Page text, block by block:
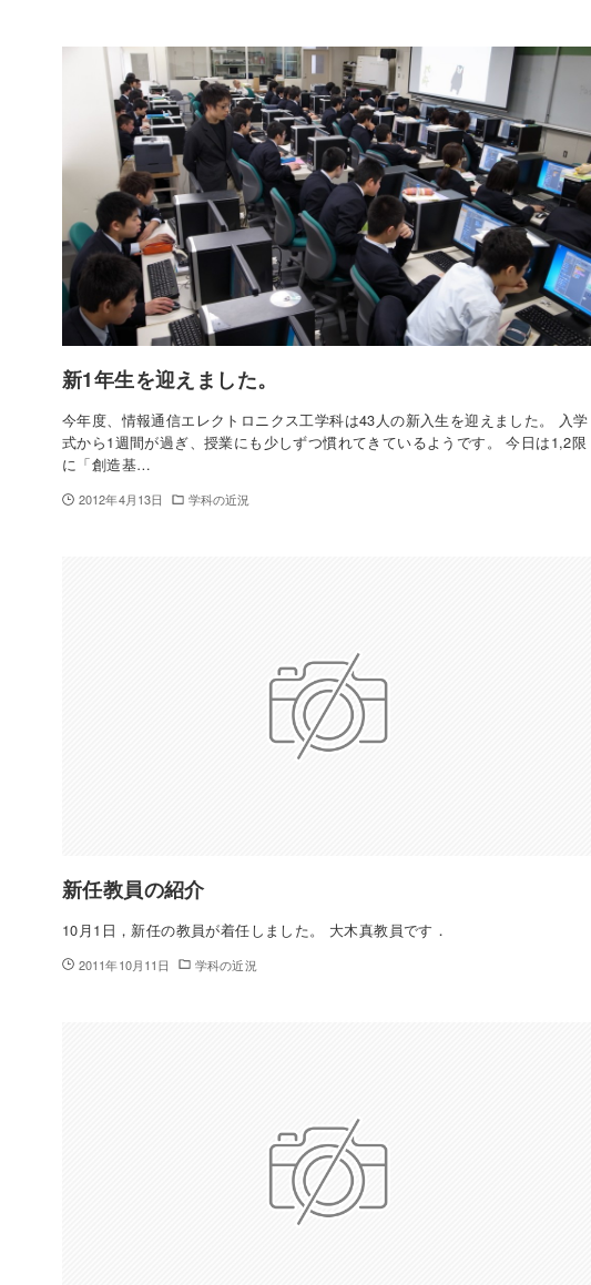
新1年生を迎えました。
今年度、情報通信エレクトロニクス工学科は43人の新入生を迎えました。 入学
式から1週間が過ぎ、授業にも少しずつ慣れてきているようです。 今日は1,2限
に「創造基…
2012年4月13日 学科の近況
新任教員の紹介
10月1日，新任の教員が着任しました。 大木真教員です．
2011年10月11日 学科の近況